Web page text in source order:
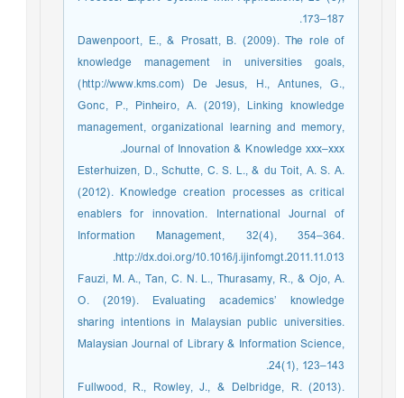
173–187.
Dawenpoort, E., & Prosatt, B. (2009). The role of
knowledge management in universities goals,
(http://www.kms.com) De Jesus, H., Antunes, G.,
Gonc, P., Pinheiro, A. (2019), Linking knowledge
management, organizational learning and memory,
Journal of Innovation & Knowledge xxx–xxx.
Esterhuizen, D., Schutte, C. S. L., & du Toit, A. S. A.
(2012). Knowledge creation processes as critical
enablers for innovation. International Journal of
Information Management, 32(4), 354–364.
http://dx.doi.org/10.1016/j.ijinfomgt.2011.11.013.
Fauzi, M. A., Tan, C. N. L., Thurasamy, R., & Ojo, A.
O. (2019). Evaluating academics’ knowledge
sharing intentions in Malaysian public universities.
Malaysian Journal of Library & Information Science,
24(1), 123–143.
Fullwood, R., Rowley, J., & Delbridge, R. (2013).